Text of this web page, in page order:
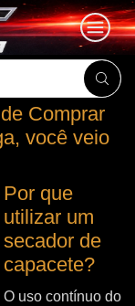
Comprar
você veio
Por que
utilizar um
secador de
capacete?
O uso contínuo do